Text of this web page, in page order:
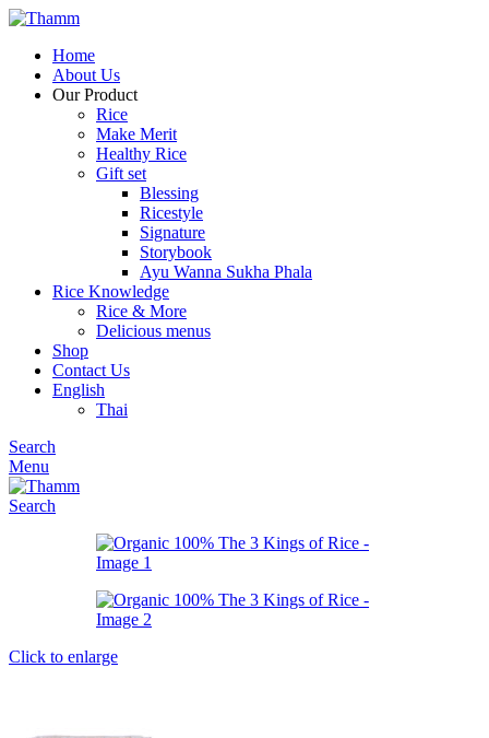
Home
About Us
Our Product
Rice
Make Merit
Healthy Rice
Gift set
Blessing
Ricestyle
Signature
Storybook
Ayu Wanna Sukha Phala
Rice Knowledge
Rice & More
Delicious menus
Shop
Contact Us
English
Thai
Search
Menu
Search
Click to enlarge